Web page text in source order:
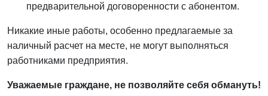
предварительной договоренности с абонентом.
Никакие иные работы, особенно предлагаемые за
наличный расчет на месте, не могут выполняться
работниками предприятия.
Уважаемые граждане, не позволяйте себя обмануть!